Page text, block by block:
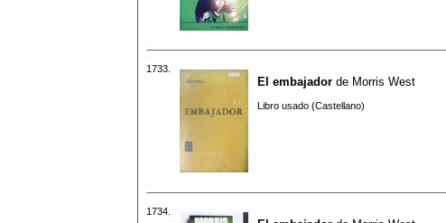
1733.
El embajador de Morris West
Libro usado (Castellano)
1734.